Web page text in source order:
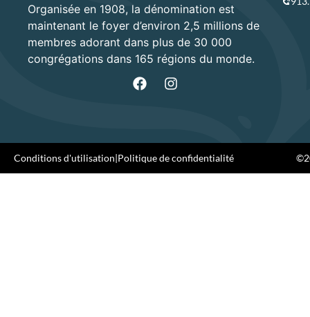
Organisée en 1908, la dénomination est
maintenant le foyer d’environ 2,5 millions de
membres adorant dans plus de 30 000
congrégations dans 165 régions du monde.
Conditions d'utilisation|Politique de confidentialité